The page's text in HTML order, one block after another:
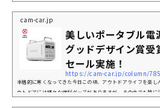
ど解消することができます。本記事では
ってくれるおすすめグッズまで幅広く解
策がきっと見つかります。車中泊マット
cam-car.jp
美しいポータブル電
グッドデザイン賞
セール実施！
https://cam-car.jp/column/
本格的に寒くなってきた今日この頃、アウトドアライフを楽し
ウトドアには様々な便利グッズがありますが、その中でも特